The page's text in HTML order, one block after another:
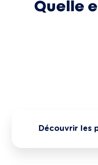
Quelle
Découvrir les